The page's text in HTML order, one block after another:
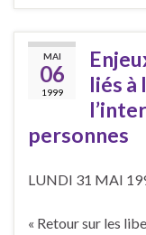
MAI
06
1999
liés à
personnes
LUNDI 31 MAI
« Retour sur les